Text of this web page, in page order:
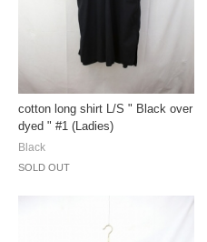
cotton long shirt L/S " Black over
dyed " #1 (Ladies)
SOLD OUT
Black